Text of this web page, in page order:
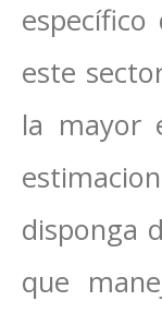
este
la mayor
disponga
que